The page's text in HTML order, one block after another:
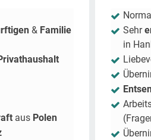
& Familie
aus Polen
Sehr
in